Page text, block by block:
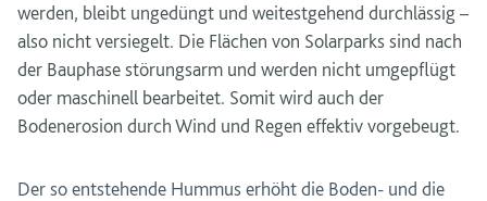
werden, bleibt ungedüngt und weitestgehend durchlässig –
also nicht versiegelt. Die Flächen von Solarparks sind nach
der Bauphase störungsarm und werden nicht umgepflügt
oder maschinell bearbeitet. Somit wird auch der
Bodenerosion durch Wind und Regen effektiv vorgebeugt.
Der so entstehende Hummus erhöht die Boden- und die